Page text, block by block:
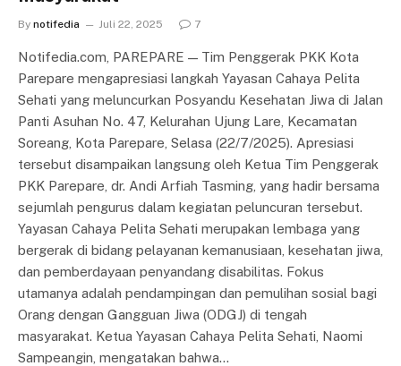
By notifedia Juli 22, 2025 7
Notifedia.com, PAREPARE — Tim Penggerak PKK Kota
Parepare mengapresiasi langkah Yayasan Cahaya Pelita
Sehati yang meluncurkan Posyandu Kesehatan Jiwa di Jalan
Panti Asuhan No. 47, Kelurahan Ujung Lare, Kecamatan
Soreang, Kota Parepare, Selasa (22/7/2025). Apresiasi
tersebut disampaikan langsung oleh Ketua Tim Penggerak
PKK Parepare, dr. Andi Arfiah Tasming, yang hadir bersama
sejumlah pengurus dalam kegiatan peluncuran tersebut.
Yayasan Cahaya Pelita Sehati merupakan lembaga yang
bergerak di bidang pelayanan kemanusiaan, kesehatan jiwa,
dan pemberdayaan penyandang disabilitas. Fokus
utamanya adalah pendampingan dan pemulihan sosial bagi
Orang dengan Gangguan Jiwa (ODGJ) di tengah
masyarakat. Ketua Yayasan Cahaya Pelita Sehati, Naomi
Sampeangin, mengatakan bahwa…